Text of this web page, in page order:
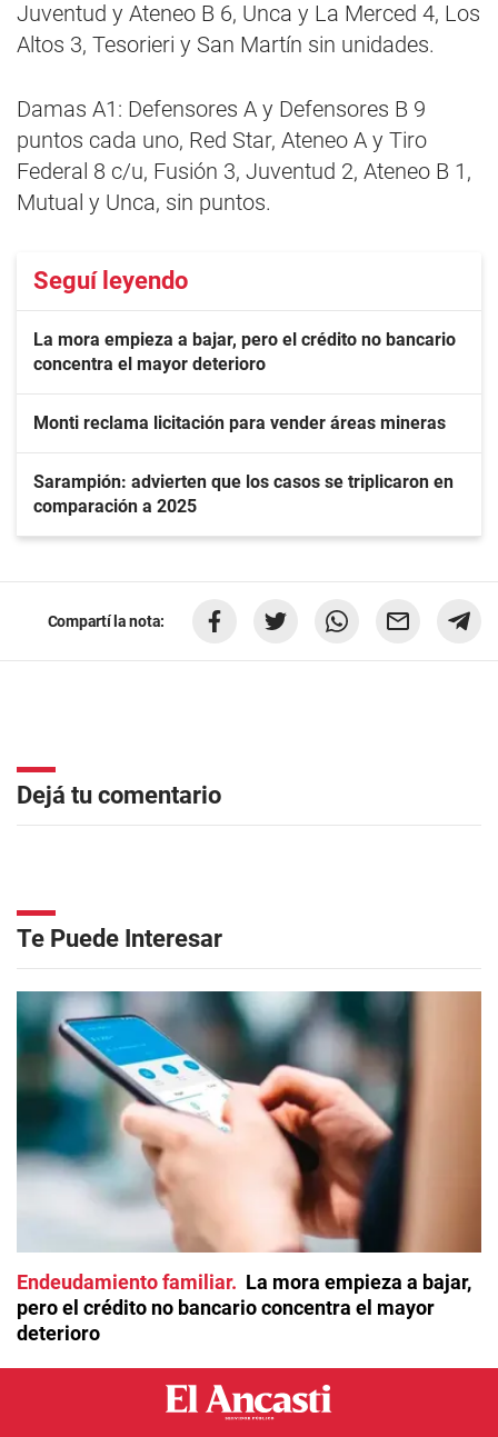
Juventud y Ateneo B 6, Unca y La Merced 4, Los
Altos 3, Tesorieri y San Martín sin unidades.
Damas A1: Defensores A y Defensores B 9
puntos cada uno, Red Star, Ateneo A y Tiro
Federal 8 c/u, Fusión 3, Juventud 2, Ateneo B 1,
Mutual y Unca, sin puntos.
Seguí leyendo
La mora empieza a bajar, pero el crédito no bancario
concentra el mayor deterioro
Monti reclama licitación para vender áreas mineras
Sarampión: advierten que los casos se triplicaron en
comparación a 2025
Compartí la nota:
Dejá tu comentario
Te Puede Interesar
Endeudamiento familiar
La mora empieza a bajar,
pero el crédito no bancario concentra el mayor
deterioro